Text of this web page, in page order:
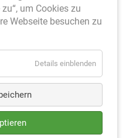
um Cookies zu
Webseite besuchen zu
Details einblenden